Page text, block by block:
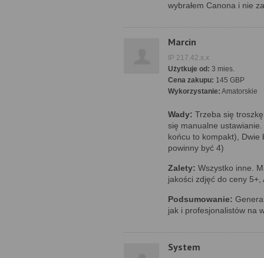
wybrałem Canona i nie
Marcin
IP 217.42.x.x
Użytkuje od: 3 mies.
Cena zakupu: 145 GBP
Wykorzystanie: Amatorskie
Wady: Trzeba się
się manualne
końcu to kompakt), Dwie
powinny być 4)
Zalety: Wszystko inne.
jakości zdjęć do ceny 5+,
Podsumowanie:
jak i profesjonalistów na
System